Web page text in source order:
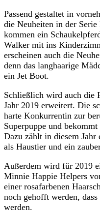
Passend gestaltet in
die Neuheiten in der
kommen ein
Walker mit ins
erscheinen auch die
denn das langhaarige
ein Jet Boot.
Schließlich wird auch die
Jahr 2019 erweitert. Die
harte Konkurrentin zur
Superpuppe und
Dazu zählt in diesem
als Haustier und ein
Außerdem wird für 2019
Minnie Happie Helpers
einer rosafarbenen
noch gehofft werden,
werden.